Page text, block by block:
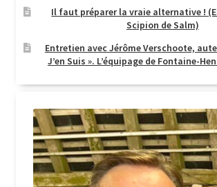
Il faut préparer la vraie alternative !
Scipion de Salm)
Entretien avec Jérôme Verschoote,
J’en Suis ». L’équipage de Fontaine-